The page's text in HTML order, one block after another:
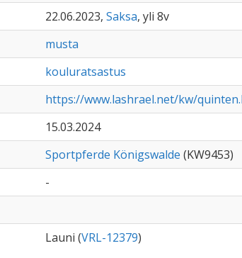
22.06.2023, Saksa, yli 8v
musta
kouluratsastus
https://www.lashrael.net/kw/
15.03.2024
Sportpferde Königswalde (KW9453)
-
Launi (VRL-12379)